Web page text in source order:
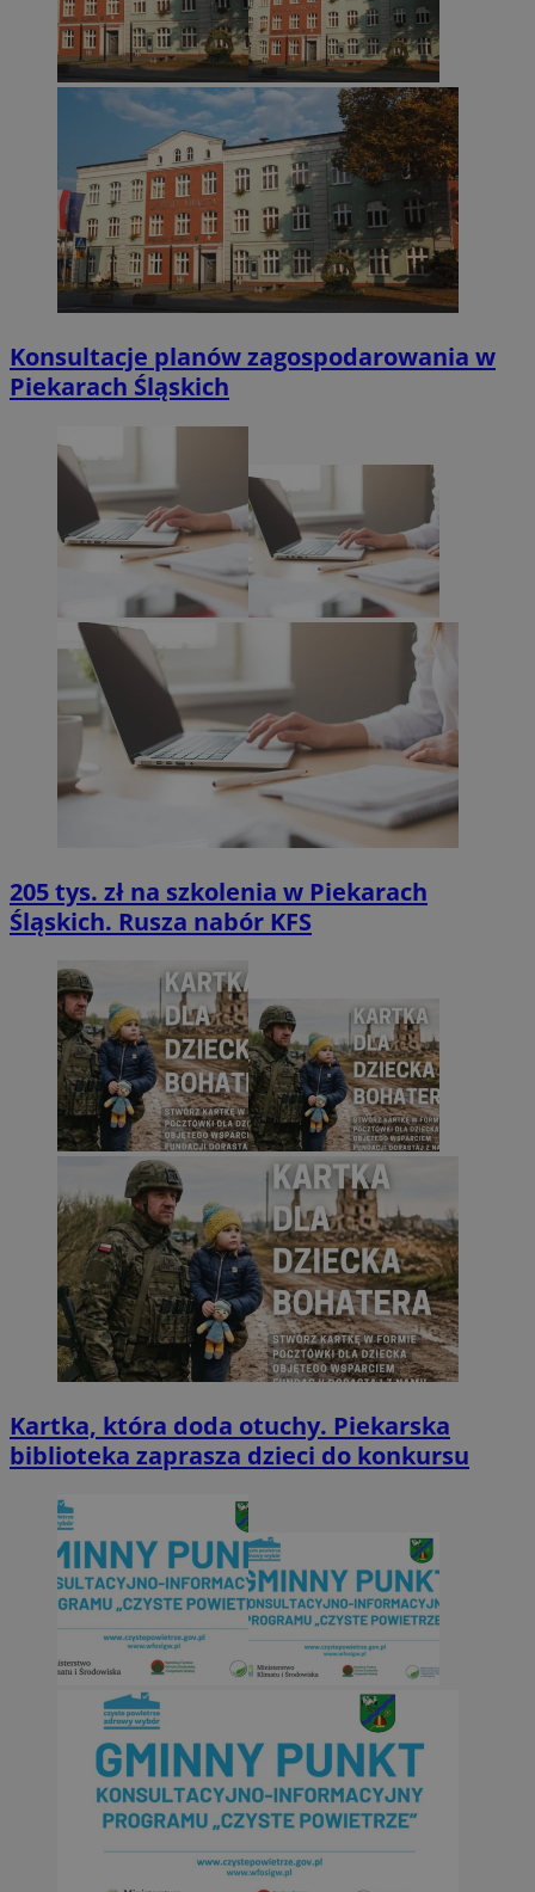
Konsultacje planów zagospodarowania w
Piekarach Śląskich
205 tys. zł na szkolenia w Piekarach
Śląskich. Rusza nabór KFS
Kartka, która doda otuchy. Piekarska
biblioteka zaprasza dzieci do konkursu